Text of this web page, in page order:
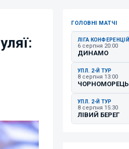
ГОЛОВНІ МАТЧІ
ЛІГА КОНФЕРЕНЦІЙ
6 серпня 20:00
ДИНАМО
УПЛ. 2-Й ТУР
8 серпня 13:00
ЧОРНОМОРЕЦЬ
УПЛ. 2-Й ТУР
8 серпня 15:30
ЛІВИЙ БЕРЕГ